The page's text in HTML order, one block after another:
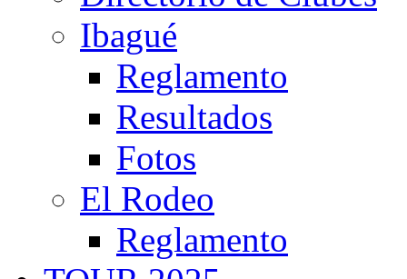
Ibagué
Reglamento
Resultados
Fotos
El Rodeo
Reglamento